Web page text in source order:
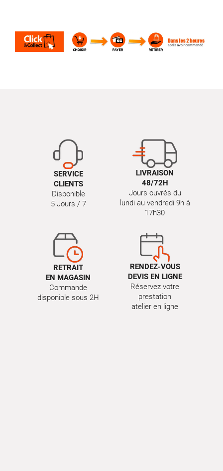
SERVICE
CLIENTS
Disponible
5 Jours / 7
LIVRAISON
48/72H
Jours ouvrés du
lundi au vendredi 9h à
17h30
RETRAIT
EN MAGASIN
Commande
disponible sous 2H
RENDEZ-VOUS
DEVIS EN LIGNE
Réservez votre
prestation
atelier en ligne